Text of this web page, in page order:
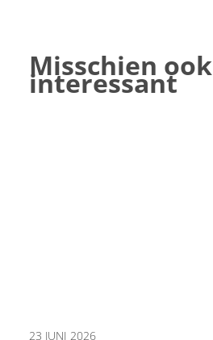
Misschien ook
interessant
23 JUNI 2026